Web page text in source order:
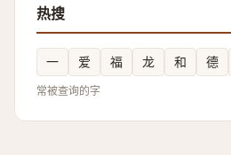
热搜
一 爱 福 龙 和 德
常被查询的字